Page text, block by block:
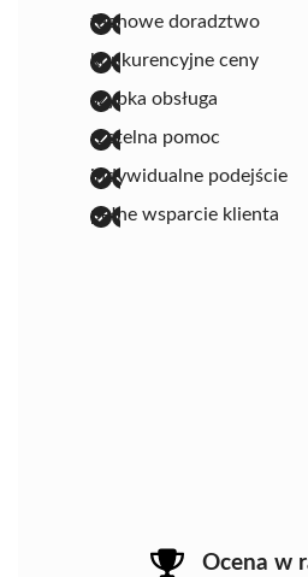
fachowe doradztwo
konkurencyjne ceny
szybka obsługa
rzetelna pomoc
indywidualne podejście
pełne wsparcie klienta
Ocena w